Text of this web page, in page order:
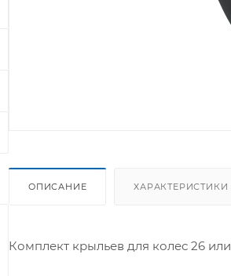
ОПИСАНИЕ ХАРАКТЕРИСТИКИ
Комплект крыльев для колес 26